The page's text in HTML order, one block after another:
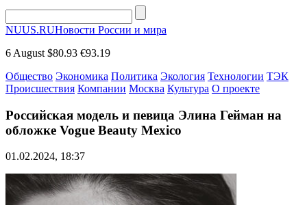
NUUS.RUНовости России и мира
6 August $80.93 €93.19
Общество Экономика Политика Экология Технологии ТЭК
Происшествия Компании Москва Культура О проекте
Российская модель и певица Элина Гейман на
обложке Vogue Beauty Mexico
01.02.2024, 18:37